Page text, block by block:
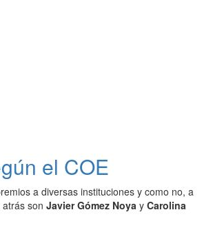
el COE
a diversas instituciones y como no, a
son Javier Gómez Noya y Carolina